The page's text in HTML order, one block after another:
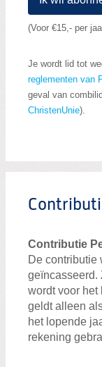
(Voor €15,- per
Je wordt lid tot
reglementen van
geval van
ChristenUnie).
Contributie
De contributie
geïncasseerd.
wordt voor het
geldt alleen
het lopende
rekening